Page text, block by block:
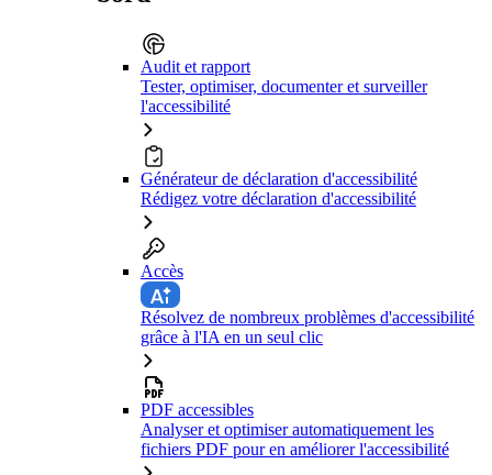
Audit et rapport
Tester, optimiser, documenter et surveiller
l'accessibilité
Générateur de déclaration d'accessibilité
Rédigez votre déclaration d'accessibilité
Accès
Résolvez de nombreux problèmes d'accessibilité
grâce à l'IA en un seul clic
PDF accessibles
Analyser et optimiser automatiquement les
fichiers PDF pour en améliorer l'accessibilité